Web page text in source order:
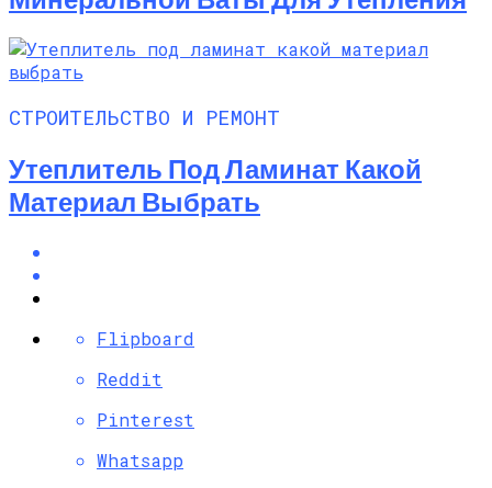
СТРОИТЕЛЬСТВО И РЕМОНТ
Утеплитель Под Ламинат Какой
Материал Выбрать
Flipboard
Reddit
Pinterest
Whatsapp